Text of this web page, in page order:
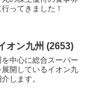
ってきました！
オン九州 (2653)
中心に総合スーパー
開しているイオン九
します。